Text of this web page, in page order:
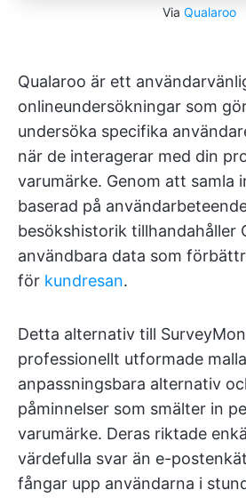
Via Qualaroo
Qualaroo är ett
onlineundersökningar som
undersöka specifika
när de interagerar med din
varumärke. Genom att samla
baserad på
besökshistorik tillhandahåller
användbara data som
för kundresan.
Detta alternativ till
professionellt utformade
anpassningsbara alternativ
påminnelser som smälter in
varumärke. Deras riktade
värdefulla svar än e-
fångar upp användarna i